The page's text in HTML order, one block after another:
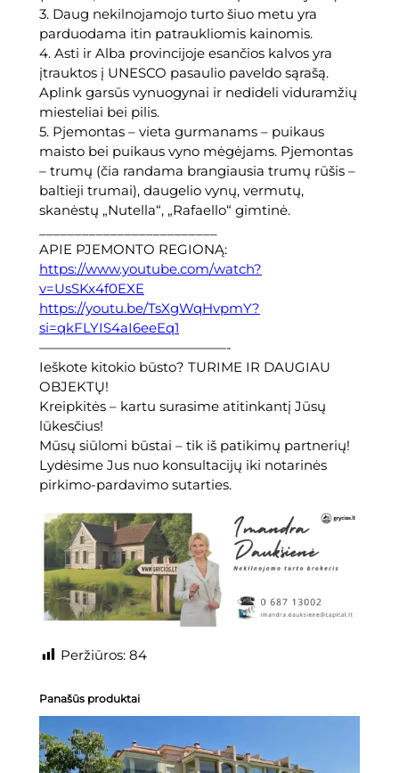
m
a
s
s
u
a
ž
e
m
ė
s
k
y
3. Daug nekilnojamojo turto šiuo metu yra
parduodama itin patraukliomis kainomis.
4. Asti ir Alba provincijoje esančios kalvos yra
įtrauktos į UNESCO pasaulio paveldo sąrašą.
Aplink garsūs vynuogynai ir nedideli viduramžių
miesteliai bei pilis.
5. Pjemontas – vieta gurmanams – puikaus
maisto bei puikaus vyno mėgėjams. Pjemontas
– trumų (čia randama brangiausia trumų rūšis –
baltieji trumai), daugelio vynų, vermutų,
skanėstų „Nutella“, „Rafaello“ gimtinė.
APIE PJEMONTO REGIONĄ:
https://www.youtube.com/watch?
v=UsSKx4f0EXE
https://youtu.be/TsXgWqHvpmY?
si=qkFLYIS4aI6eeEq1
——————————————-
Ieškote kitokio būsto? TURIME IR DAUGIAU
OBJEKTŲ!
Kreipkitės – kartu surasime atitinkantį Jūsų
lūkesčius!
Mūsų siūlomi būstai – tik iš patikimų partnerių!
Lydėsime Jus nuo konsultacijų iki notarinės
pirkimo-pardavimo sutarties.
Peržiūros: 84
Panašūs produktai